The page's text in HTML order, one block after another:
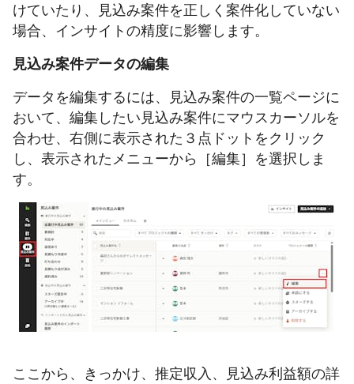
けていたり、見込み案件を正しく案件化していない
場合、インサイトの精度に影響します。
見込み案件データの編集
データを編集するには、見込み案件の一覧ページに
おいて、編集したい見込み案件にマウスカーソルを
合わせ、右側に表示された３点ドットをクリック
し、表示されたメニューから［編集］を選択しま
す。
ここから、きっかけ、推定収入、見込み利益額の詳